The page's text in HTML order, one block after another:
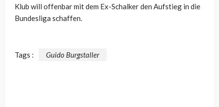
Klub will offenbar mit dem Ex-Schalker den Aufstieg in die
Bundesliga schaffen.
Tags : Guido Burgstaller